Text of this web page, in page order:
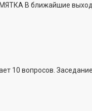
В ближайшие
вопросов. Заседание